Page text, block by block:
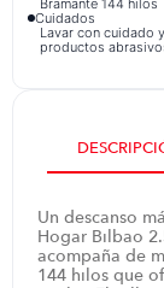
Bramante 144 hilos
Cuidados
Lavar con cuidado
productos
Un descanso
Hogar Bilbao
acompaña de
144 hilos que